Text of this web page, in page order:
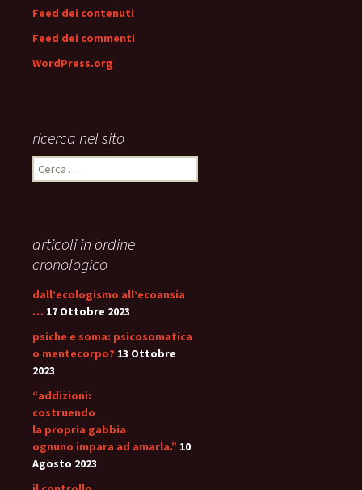
Feed dei contenuti
Feed dei commenti
WordPress.org
ricerca nel sito
Ricerca
per:
articoli in ordine
cronologico
dall’ecologismo all’ecoansia
… 17 Ottobre 2023
psiche e soma: psicosomatica
o mentecorpo? 13 Ottobre
2023
“addizioni:
costruendo
la propria gabbia
ognuno impara ad amarla.” 10
Agosto 2023